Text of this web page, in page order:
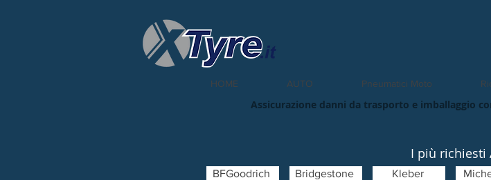
HOME AUTO Pneumatici Moto
Assicurazione danni da trasporto e imballaggio
I più richiesti
BFGoodrich Bridgestone Kleber